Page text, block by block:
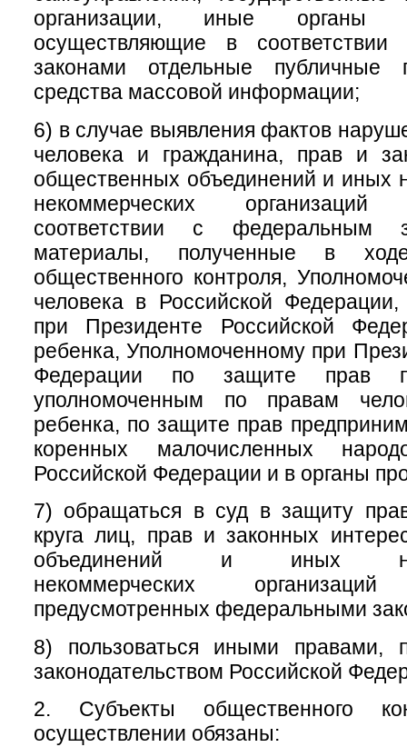
организации, иные органы
осуществляющие в
законами отдельные
средства массовой информации;
6) в случае выявления фактов
человека и гражданина, прав и
общественных объединений и иных
некоммерческих
соответствии с федеральным
материалы, полученные в
общественного контроля,
человека в Российской
при Президенте Российской
ребенка, Уполномоченному при
Федерации по защите прав
уполномоченным по правам
ребенка, по защите прав
коренных малочисленных
Российской Федерации и в органы
7) обращаться в суд в защиту
круга лиц, прав и законных
объединений и иных
некоммерческих
предусмотренных федеральными
8) пользоваться иными правами,
законодательством Российской
2. Субъекты общественного
осуществлении обязаны: